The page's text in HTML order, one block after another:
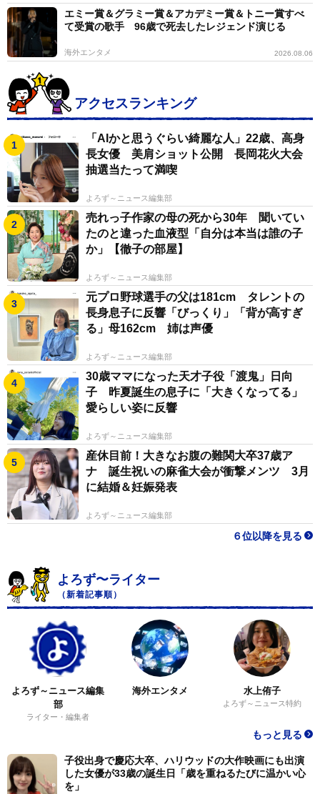
エミー賞＆グラミー賞＆アカデミー賞＆トニー賞すべ
て受賞の歌手 96歳で死去したレジェンド演じる
海外エンタメ 2026.08.06
アクセスランキング
「AIかと思うぐらい綺麗な人」22歳、高身
長女優 美肩ショット公開 長岡花火大会
抽選当たって満喫
よろず～ニュース編集部
売れっ子作家の母の死から30年 聞いてい
たのと違った血液型「自分は本当は誰の子
か」【徹子の部屋】
よろず～ニュース編集部
元プロ野球選手の父は181cm タレントの
長身息子に反響「びっくり」「背が高すぎ
る」母162cm 姉は声優
よろず～ニュース編集部
30歳ママになった天才子役「渡鬼」日向
子 昨夏誕生の息子に「大きくなってる」
愛らしい姿に反響
よろず～ニュース編集部
産休目前！大きなお腹の難関大卒37歳ア
ナ 誕生祝いの麻雀大会が衝撃メンツ 3月
に結婚＆妊娠発表
よろず～ニュース編集部
６位以降を見る
よろず〜ライター
（新着記事順）
よろず～ニュース編集
部
ライター・編集者
海外エンタメ 水上侑子
よろず～ニュース特約
もっと見る
子役出身で慶応大卒、ハリウッドの大作映画にも出演
した女優が33歳の誕生日「歳を重ねるたびに温かい心
を」